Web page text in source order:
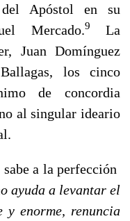
Apóstol en su
Mercado.9
La
Juan Domínguez
los cinco
de concordia
al singular ideario
a la perfección
ayuda a levantar el
enorme, renuncia